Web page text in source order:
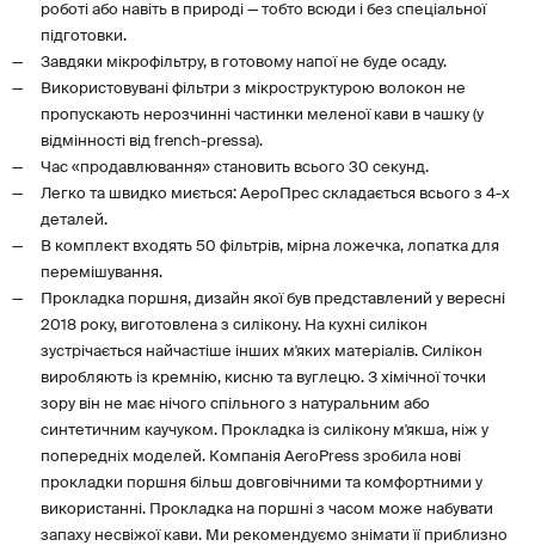
роботі або навіть в природі — тобто всюди і без спеціальної
підготовки.
Завдяки мікрофільтру, в готовому напої не буде осаду.
Використовувані фільтри з мікроструктурою волокон не
пропускають нерозчинні частинки меленої кави в чашку (у
відмінності від french-pressa).
Час «продавлювання» становить всього 30 секунд.
Легко та швидко миється: АероПрес складається всього з 4-х
деталей.
В комплект входять 50 фільтрів, мірна ложечка, лопатка для
перемішування.
Прокладка поршня, дизайн якої був представлений у вересні
2018 року, виготовлена з силікону. На кухні силікон
зустрічається найчастіше інших м'яких матеріалів. Силікон
виробляють із кремнію, кисню та вуглецю. З хімічної точки
зору він не має нічого спільного з натуральним або
синтетичним каучуком. Прокладка із силікону м'якша, ніж у
попередніх моделей. Компанія AeroPress зробила нові
прокладки поршня більш довговічними та комфортними у
використанні. Прокладка на поршні з часом може набувати
запаху несвіжої кави. Ми рекомендуємо знімати її приблизно